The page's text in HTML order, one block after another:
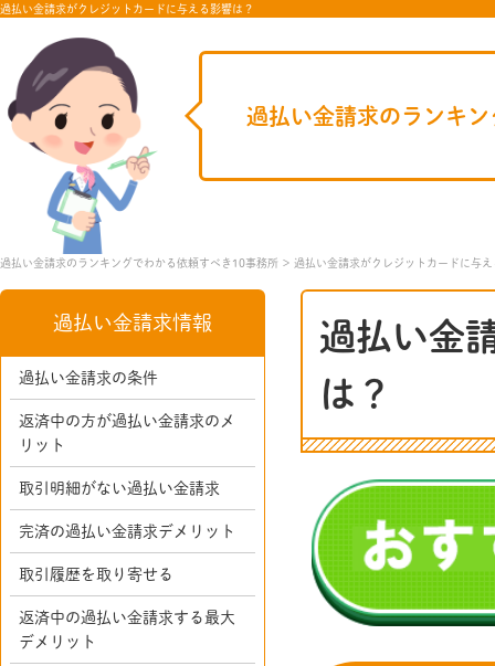
過払い金請求がクレジットカードに与える影響は？
過払い金請求のランキ
過払い金請求のランキングでわかる依頼すべき10事務所 過払い金請求がクレジットカードに与
過払い金
は？
過払い金請求情報
過払い金請求の条件
返済中の方が過払い金請求のメ
リット
取引明細がない過払い金請求
完済の過払い金請求デメリット
取引履歴を取り寄せる
返済中の過払い金請求する最大
デメリット